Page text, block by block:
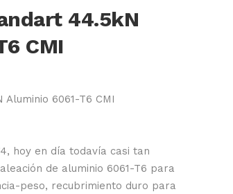
44.5kN
CMI
6061-T6 CMI
hoy en día todavía casi tan
de aluminio 6061-T6 para
peso, recubrimiento duro para